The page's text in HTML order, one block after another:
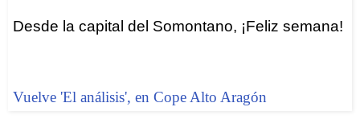
Desde la capital del Somontano, ¡Feliz semana!
Vuelve 'El análisis', en Cope Alto Aragón